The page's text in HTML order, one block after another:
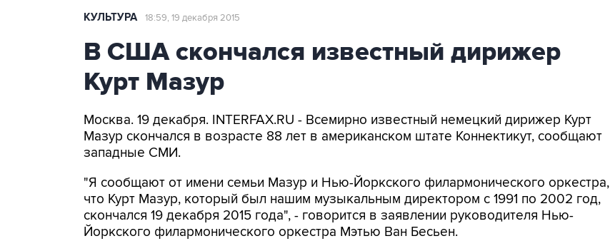
КУЛЬТУРА 18:59, 19 декабря 2015
В США скончался известный дирижер
Курт Мазур
Москва. 19 декабря. INTERFAX.RU - Всемирно известный немецкий дирижер Курт
Мазур скончался в возрасте 88 лет в американском штате Коннектикут, сообщают
западные СМИ.
"Я сообщают от имени семьи Мазур и Нью-Йоркского филармонического оркестра,
что Курт Мазур, который был нашим музыкальным директором с 1991 по 2002 год,
скончался 19 декабря 2015 года", - говорится в заявлении руководителя Нью-
Йоркского филармонического оркестра Мэтью Ван Бесьен.